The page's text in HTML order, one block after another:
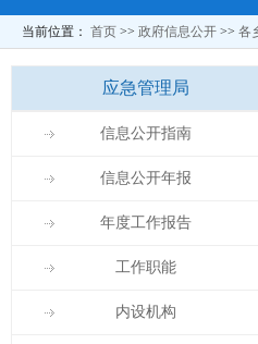
当前位置： 首页 >> 政府信息公开 >> 各
应急管理局
信息公开指南
信息公开年报
年度工作报告
工作职能
内设机构